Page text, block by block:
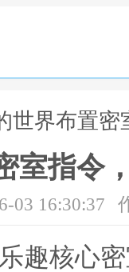
世界布置
室指令
03 16:30:37
趣核心